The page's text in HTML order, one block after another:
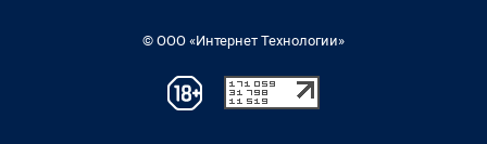
© ООО «Интернет Технологии»